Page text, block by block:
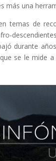
más una
temas de
durante
se le mide